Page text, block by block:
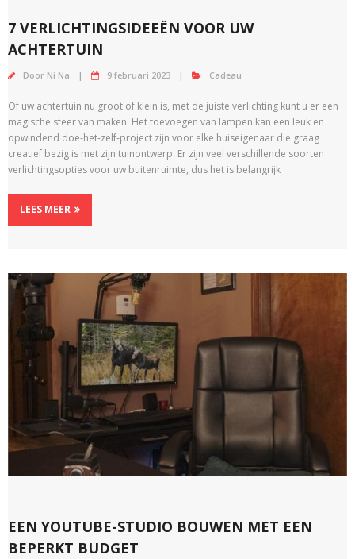
7 VERLICHTINGSIDEEËN VOOR UW
ACHTERTUIN
Door Ni Na 9 februari 2023 Cadeau
Of uw achtertuin nu groot of klein is, met de juiste verlichting kunt u er een
magische sfeer van maken. Het toevoegen van lampen kan een leuk en
opwindend doe-het-zelf-project zijn voor elke huiseigenaar die graag
creatief bezig is met zijn tuinontwerp. Er zijn veel verschillende soorten
verlichtingsopties voor uw buitenruimte, dus het is belangrijk
LEES MEER
EEN YOUTUBE-STUDIO BOUWEN MET EEN
BEPERKT BUDGET